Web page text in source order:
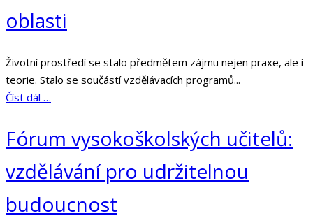
oblasti
Životní prostředí se stalo předmětem zájmu nejen praxe, ale i
teorie. Stalo se součástí vzdělávacích programů...
Číst dál …
Fórum vysokoškolských učitelů:
vzdělávání pro udržitelnou
budoucnost